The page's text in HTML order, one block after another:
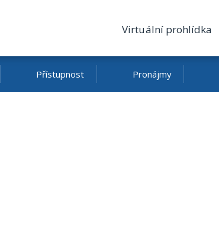
Virtuální prohlídka
Přístupnost Pronájmy